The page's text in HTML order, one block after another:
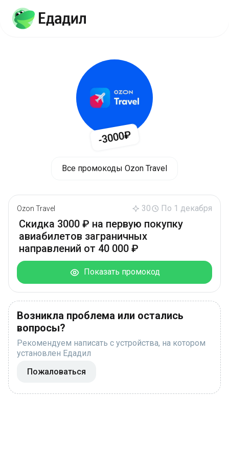
-3000₽
Все промокоды Ozon Travel
Ozon Travel 30 По 1 декабря
Скидка 3000 ₽ на первую покупку
авиабилетов заграничных
направлений от 40 000 ₽
Показать промокод
Возникла проблема или остались
вопросы?
Рекомендуем написать с устройства, на котором
установлен Едадил
Пожаловаться